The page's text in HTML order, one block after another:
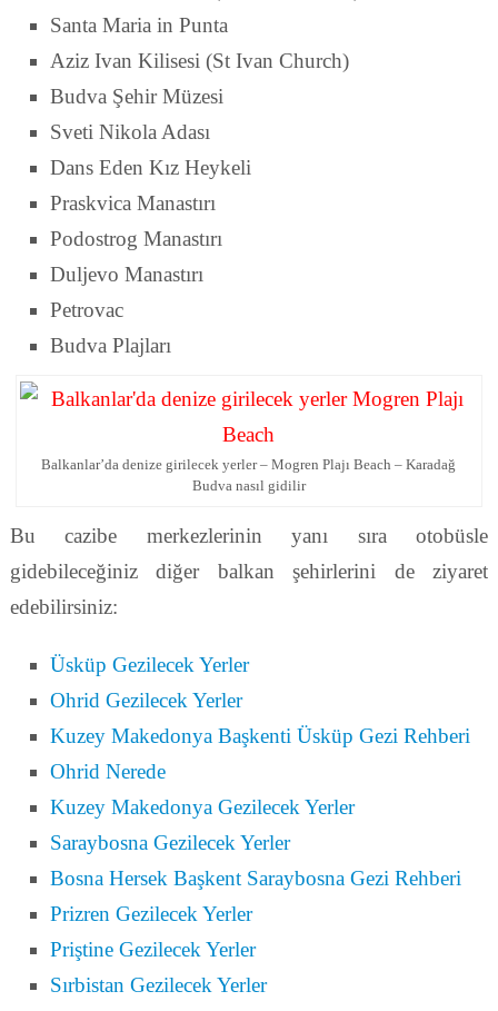
Santa Maria in Punta
Aziz Ivan Kilisesi (St Ivan Church)
Budva Şehir Müzesi
Sveti Nikola Adası
Dans Eden Kız Heykeli
Praskvica Manastırı
Podostrog Manastırı
Duljevo Manastırı
Petrovac
Budva Plajları
Balkanlar’da denize girilecek yerler – Mogren Plajı Beach – Karadağ
Budva nasıl gidilir
Bu cazibe merkezlerinin yanı sıra otobüsle
gidebileceğiniz diğer balkan şehirlerini de ziyaret
edebilirsiniz:
Üsküp Gezilecek Yerler
Ohrid Gezilecek Yerler
Kuzey Makedonya Başkenti Üsküp Gezi Rehberi
Ohrid Nerede
Kuzey Makedonya Gezilecek Yerler
Saraybosna Gezilecek Yerler
Bosna Hersek Başkent Saraybosna Gezi Rehberi
Prizren Gezilecek Yerler
Priştine Gezilecek Yerler
Sırbistan Gezilecek Yerler